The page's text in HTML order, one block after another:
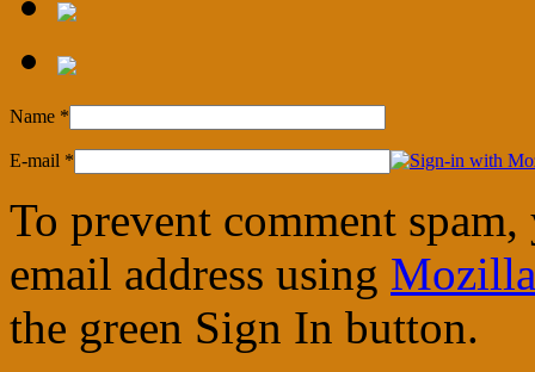
Name *
E-mail *
To prevent comment
email address using
the green Sign In button.